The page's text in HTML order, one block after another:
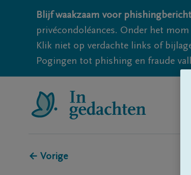
Blijf waakzaam voor
privécondoléances. Onder het
Klik niet op verdachte links of
Pogingen tot phishing en fraude
← Vorige